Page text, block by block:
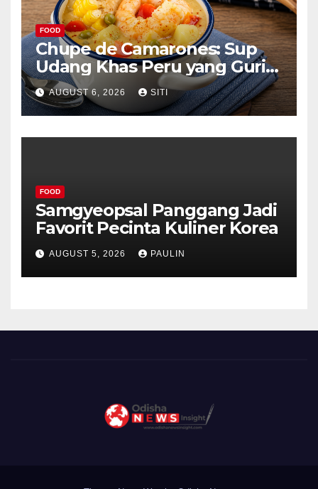
FOOD
Chupe de Camarones: Sup
Udang Khas Peru yang Gurih
Lezat
AUGUST 6, 2026 SITI
FOOD
Samgyeopsal Panggang Jadi
Favorit Pecinta Kuliner Korea
AUGUST 5, 2026 PAULIN